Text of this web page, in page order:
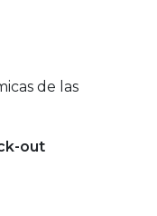
de las
out